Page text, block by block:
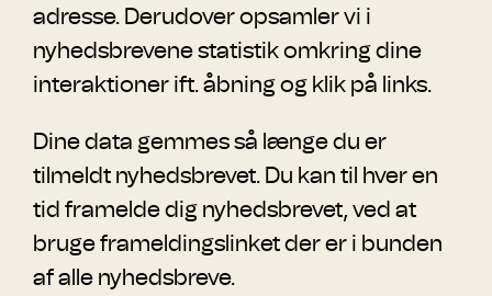
adresse. Derudover opsamler vi i
nyhedsbrevene statistik omkring dine
interaktioner ift. åbning og klik på links.
Dine data gemmes så længe du er
tilmeldt nyhedsbrevet. Du kan til hver en
tid framelde dig nyhedsbrevet, ved at
bruge frameldingslinket der er i bunden
af alle nyhedsbreve.